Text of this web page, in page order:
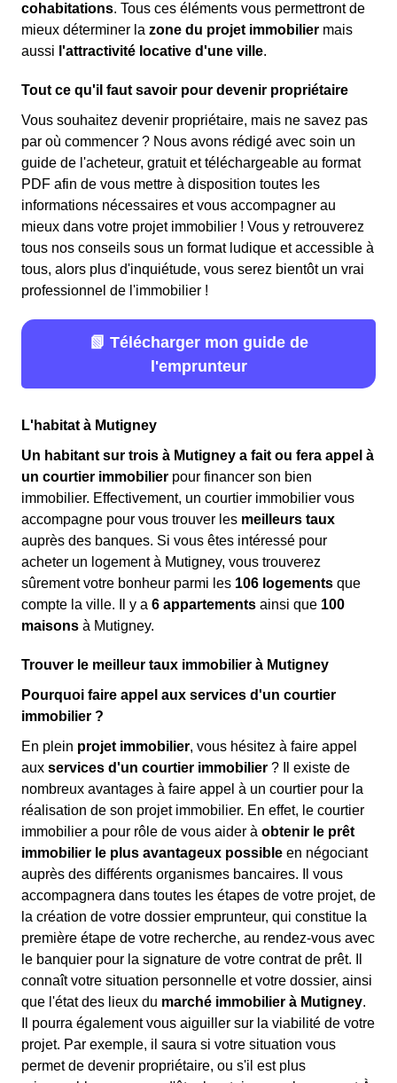
cohabitations. Tous ces éléments vous permettront de
mieux déterminer la zone du projet immobilier mais
aussi l'attractivité locative d'une ville.
Tout ce qu'il faut savoir pour devenir propriétaire
Vous souhaitez devenir propriétaire, mais ne savez pas
par où commencer ? Nous avons rédigé avec soin un
guide de l'acheteur, gratuit et téléchargeable au format
PDF afin de vous mettre à disposition toutes les
informations nécessaires et vous accompagner au
mieux dans votre projet immobilier ! Vous y retrouverez
tous nos conseils sous un format ludique et accessible à
tous, alors plus d'inquiétude, vous serez bientôt un vrai
professionnel de l'immobilier !
📗 Télécharger mon guide de
l'emprunteur
L'habitat à Mutigney
Un habitant sur trois à Mutigney a fait ou fera appel à
un courtier immobilier pour financer son bien
immobilier. Effectivement, un courtier immobilier vous
accompagne pour vous trouver les meilleurs taux
auprès des banques. Si vous êtes intéressé pour
acheter un logement à Mutigney, vous trouverez
sûrement votre bonheur parmi les 106 logements que
compte la ville. Il y a 6 appartements ainsi que 100
maisons à Mutigney.
Trouver le meilleur taux immobilier à Mutigney
Pourquoi faire appel aux services d'un courtier
immobilier ?
En plein projet immobilier, vous hésitez à faire appel
aux services d'un courtier immobilier ? Il existe de
nombreux avantages à faire appel à un courtier pour la
réalisation de son projet immobilier. En effet, le courtier
immobilier a pour rôle de vous aider à obtenir le prêt
immobilier le plus avantageux possible en négociant
auprès des différents organismes bancaires. Il vous
accompagnera dans toutes les étapes de votre projet, de
la création de votre dossier emprunteur, qui constitue la
première étape de votre recherche, au rendez-vous avec
le banquier pour la signature de votre contrat de prêt. Il
connaît votre situation personnelle et votre dossier, ainsi
que l'état des lieux du marché immobilier à Mutigney.
Il pourra également vous aiguiller sur la viabilité de votre
projet. Par exemple, il saura si votre situation vous
permet de devenir propriétaire, ou s'il est plus